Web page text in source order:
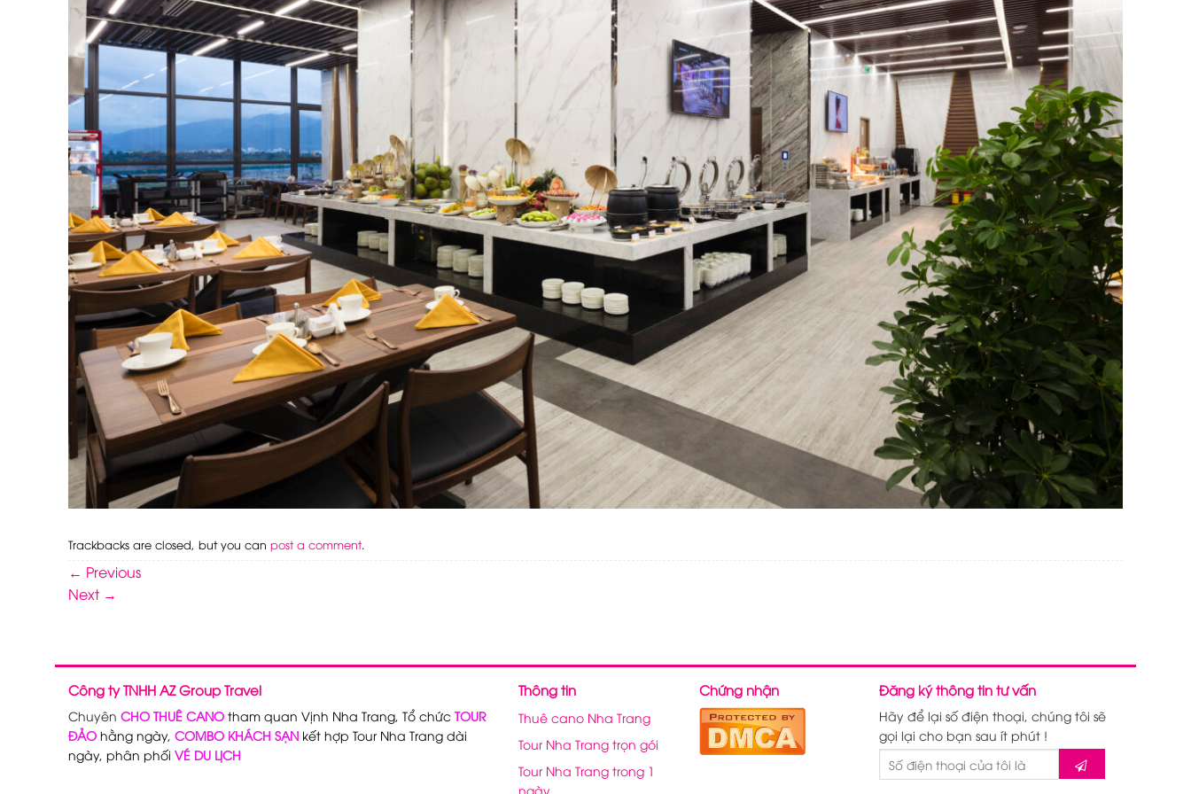
Trackbacks are closed, but you can post a comment.
← Previous
Next →
Công ty TNHH AZ Group Travel
Chuyên CHO THUÊ CANO tham quan Vịnh Nha Trang, Tổ chức TOUR
ĐẢO hằng ngày, COMBO KHÁCH SẠN kết hợp Tour Nha Trang dài
ngày, phân phối VÉ DU LỊCH
Thông tin
Thuê cano Nha Trang
Tour Nha Trang trọn gói
Tour Nha Trang trong 1
ngày
Chứng nhận Đăng ký thông tin tư vấn
Hãy để lại số điện thoại, chúng tôi sẽ
gọi lại cho bạn sau ít phút !